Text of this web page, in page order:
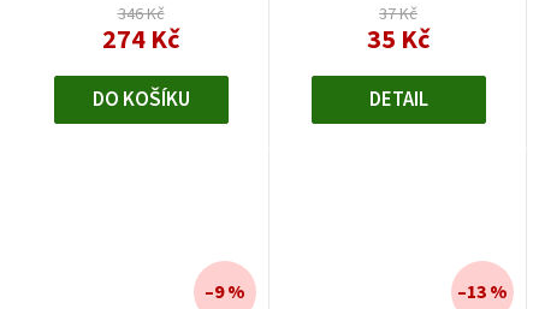
346 Kč
274 Kč
DO KOŠÍKU
37 Kč
35 Kč
DETAIL
–9 % –13 %